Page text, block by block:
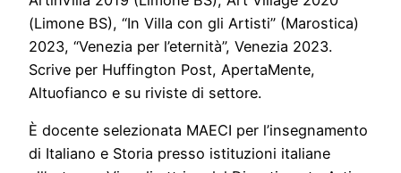
(Limone BS), “In Villa con gli Artisti” (Marostica)
2023, “Venezia per l’eternità”, Venezia 2023.
Scrive per Huffington Post, ApertaMente,
Altuofianco e su riviste di settore.
È docente selezionata MAECI per l’insegnamento
di Italiano e Storia presso istituzioni italiane